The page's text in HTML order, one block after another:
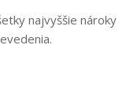
najvyššie nároky